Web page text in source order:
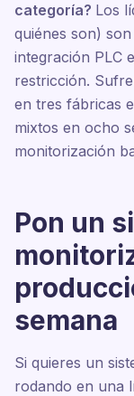
categoría? Los
quiénes son)
integración PLC
restricción.
en tres fábricas
mixtos en ocho
monitorización
Pon un
semana
Si quieres un
rodando en una